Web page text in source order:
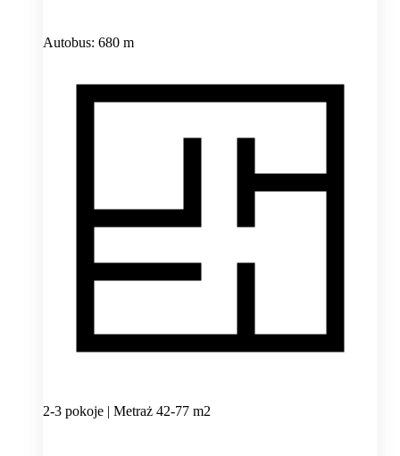
Autobus: 680 m
2-3 pokoje | Metraż 42-77 m2